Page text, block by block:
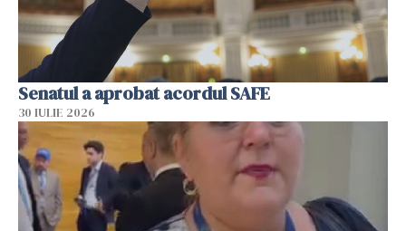
Senatul a aprobat acordul SAFE
30 IULIE 2026